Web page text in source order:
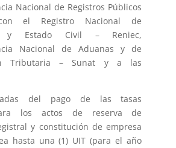
Nacional de Registros Públicos
el Registro Nacional de
y Estado Civil – Reniec,
Nacional de Aduanas y de
Tributaria – Sunat y a las
del pago de las tasas
los actos de reserva de
y constitución de empresa
hasta una (1) UIT (para el año